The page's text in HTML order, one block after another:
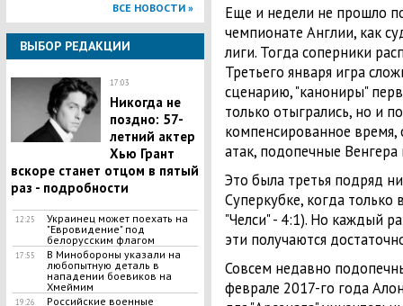
ВСЕ НОВОСТИ »
ВЫБОР РЕДАКЦИИ
17:03
Никогда не
поздно: 57-
летний актер
Хью Грант
вскоре станет отцом в пятый
раз - подробности
12:25
Украинец может поехать на
"Евровидение" под
белорусским флагом
17:55
В Минобороны указали на
любопытную деталь в
нападении боевиков на
Хмеймим
19:26
Российские военные
Еще и недели не прошло
чемпионате Англии, как
лиги. Тогда соперники
Третьего января игра
сценарию, "канониры"
только отыгрались, но и
компенсированное
атак, подопечные
Это была третья подряд
Суперкубке, когда только
"Челси" - 4:1). Но каждый
эти получаются
Совсем недавно
феврале 2017-го года